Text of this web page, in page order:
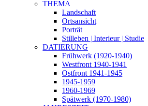
THEMA
Landschaft
Ortsansicht
Porträt
Stilleben | Interieur | Studie
DATIERUNG
Frühwerk (1920-1940)
Westfront 1940-1941
Ostfront 1941-1945
1945-1959
1960-1969
Spätwerk (1970-1980)